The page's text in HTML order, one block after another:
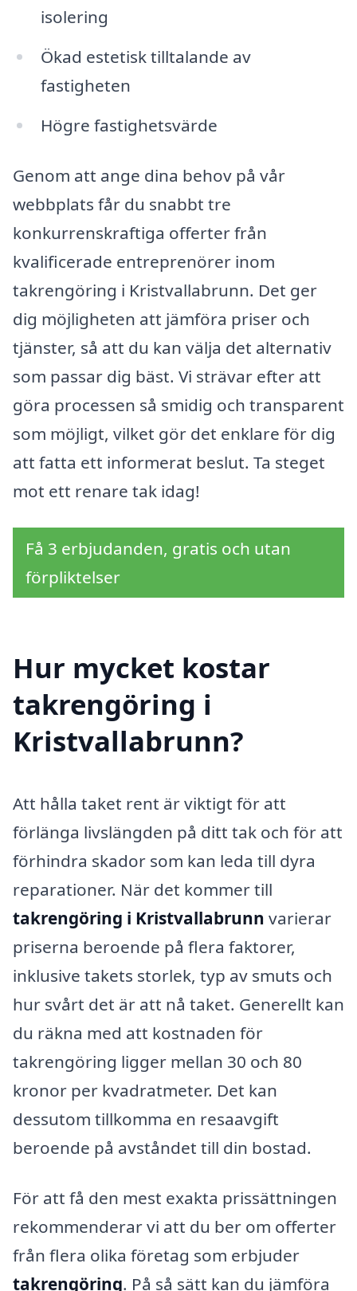
isolering
Ökad estetisk tilltalande av
fastigheten
Högre fastighetsvärde
Genom att ange dina behov på vår
webbplats får du snabbt tre
konkurrenskraftiga offerter från
kvalificerade entreprenörer inom
takrengöring i Kristvallabrunn. Det ger
dig möjligheten att jämföra priser och
tjänster, så att du kan välja det alternativ
som passar dig bäst. Vi strävar efter att
göra processen så smidig och transparent
som möjligt, vilket gör det enklare för dig
att fatta ett informerat beslut. Ta steget
mot ett renare tak idag!
Få 3 erbjudanden, gratis och utan
förpliktelser
Hur mycket kostar
takrengöring i
Kristvallabrunn?
Att hålla taket rent är viktigt för att
förlänga livslängden på ditt tak och för att
förhindra skador som kan leda till dyra
reparationer. När det kommer till
takrengöring i Kristvallabrunn varierar
priserna beroende på flera faktorer,
inklusive takets storlek, typ av smuts och
hur svårt det är att nå taket. Generellt kan
du räkna med att kostnaden för
takrengöring ligger mellan 30 och 80
kronor per kvadratmeter. Det kan
dessutom tillkomma en resaavgift
beroende på avståndet till din bostad.
För att få den mest exakta prissättningen
rekommenderar vi att du ber om offerter
från flera olika företag som erbjuder
takrengöring. På så sätt kan du jämföra